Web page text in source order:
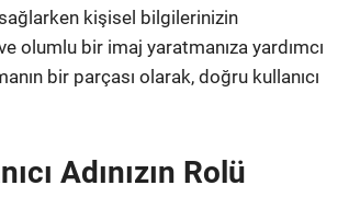
kişisel bilgilerinizin
olumlu bir imaj yaratmanıza yardımcı
bir parçası olarak, doğru kullanıcı
Adınızın Rolü